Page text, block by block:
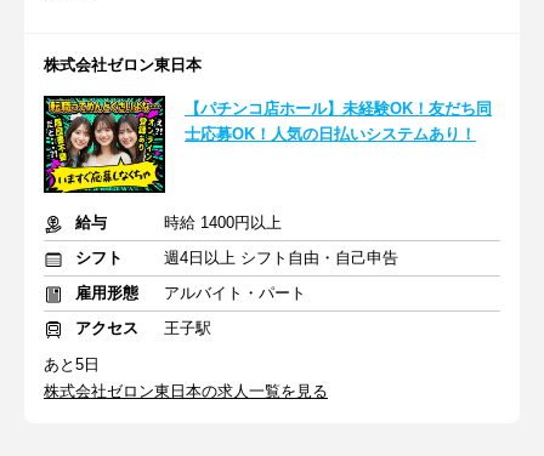
株式会社ゼロン東日本
【パチンコ店ホール】未経験OK！友だち同
士応募OK！人気の日払いシステムあり！
給与
時給 1400円以上
シフト
週4日以上 シフト自由・自己申告
雇用形態
アルバイト・パート
アクセス
王子駅
あと5日
株式会社ゼロン東日本の求人一覧を見る